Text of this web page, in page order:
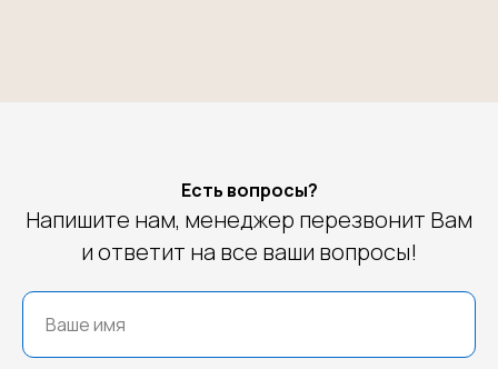
Есть вопросы?
Напишите нам, менеджер перезвонит Вам
и ответит на все ваши вопросы!